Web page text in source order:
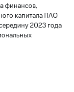
финансов,
капитала ПАО
2023 года